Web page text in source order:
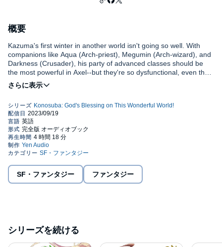
概要
Kazuma's first winter in another world isn't going so well. With
companions like Aqua (Arch-priest), Megumin (Arch-wizard), and
Darkness (Crusader), his party of advanced classes should be
the most powerful in Axel--but they're so dysfunctional, even the
easiest-seeming quest goes terribly awry, and they can barely
save enough to afford a stable! When an opportunity arises to
that they have to exorcise the evil spirits haunting it. Goddess
Aqua is an expert with the undead, so the quest should be a
piece of cake, right...? Unfortunately, with this useless goddess,
things have a way of working out for the worst...
SF・ファンタジー ファンタジー
シリーズを続ける